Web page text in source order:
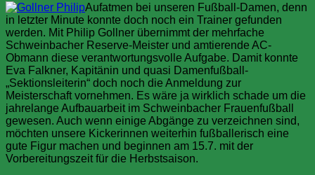
Aufatmen bei unseren Fußball-Damen, denn
in letzter Minute konnte doch noch ein Trainer gefunden
werden. Mit Philip Gollner übernimmt der mehrfache
Schweinbacher Reserve-Meister und amtierende AC-
Obmann diese verantwortungsvolle Aufgabe. Damit konnte
Eva Falkner, Kapitänin und quasi Damenfußball-
„Sektionsleiterin“ doch noch die Anmeldung zur
Meisterschaft vornehmen. Es wäre ja wirklich schade um die
jahrelange Aufbauarbeit im Schweinbacher Frauenfußball
gewesen. Auch wenn einige Abgänge zu verzeichnen sind,
möchten unsere Kickerinnen weiterhin fußballerisch eine
gute Figur machen und beginnen am 15.7. mit der
Vorbereitungszeit für die Herbstsaison.